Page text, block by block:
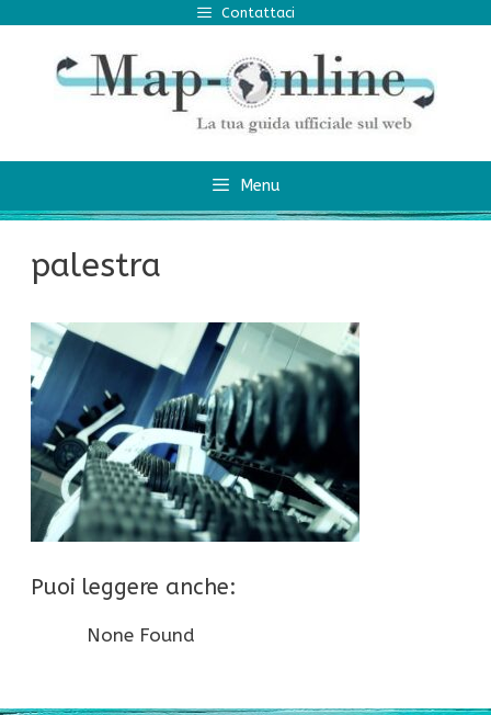
contenuto
Contattaci
Menu
palestra
Puoi leggere anche:
None Found